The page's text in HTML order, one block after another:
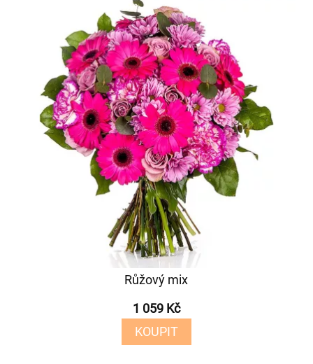
Růžový mix
1 059 Kč
KOUPIT